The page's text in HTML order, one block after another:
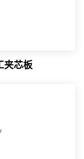
夹芯板